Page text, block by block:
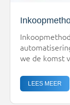
we de komst
voorspoedig
oplevering
LEES MEER